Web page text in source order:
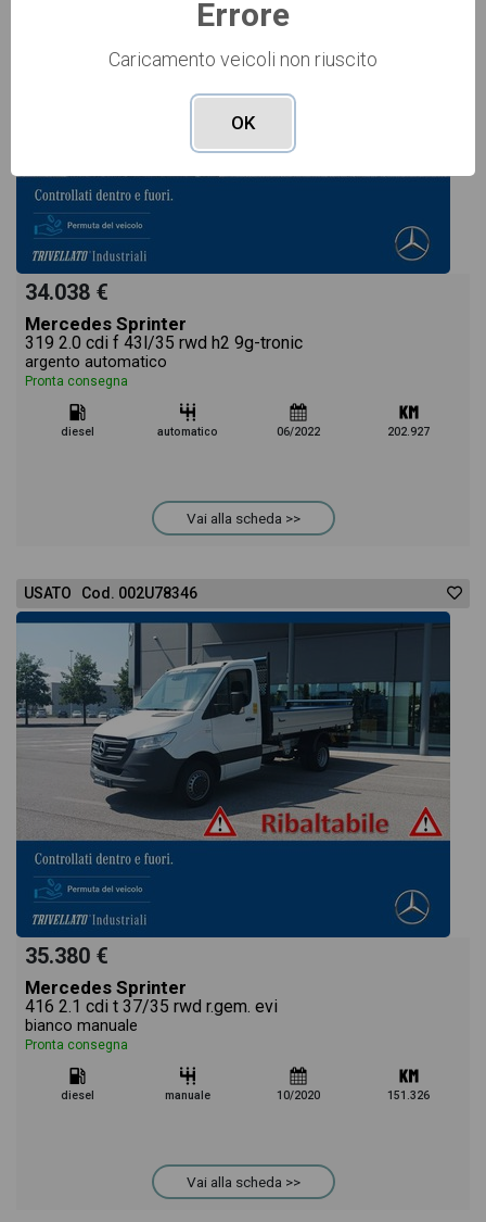
34.038 €
Mercedes Sprinter
319 2.0 cdi f 43l/35 rwd h2 9g-tronic
argento automatico
Pronta consegna
diesel automatico 06/2022 202.927
Vai alla scheda >>
USATO Cod. 002U78346
35.380 €
Mercedes Sprinter
416 2.1 cdi t 37/35 rwd r.gem. evi
bianco manuale
Pronta consegna
diesel manuale 10/2020 151.326
Vai alla scheda >>
Errore
Caricamento veicoli non riuscito
OK